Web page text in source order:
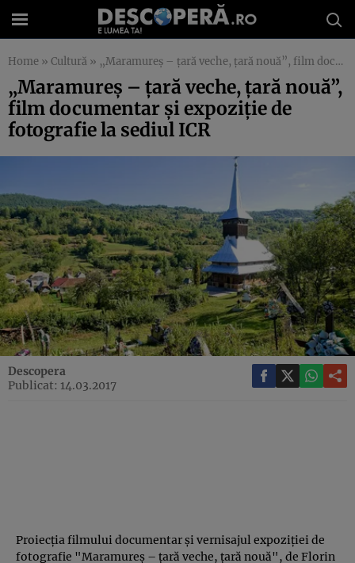
Home » Cultură » „Maramureş – ţară veche, ţară nouă”, film documentar şi expoziţie de fotografie la sediul ICR
„Maramureş – ţară veche, ţară nouă”,
film documentar şi expoziţie de
fotografie la sediul ICR
Descopera
Publicat: 14.03.2017
Proiecţia filmului documentar şi vernisajul expoziţiei de
fotografie "Maramureş – ţară veche, ţară nouă", de Florin